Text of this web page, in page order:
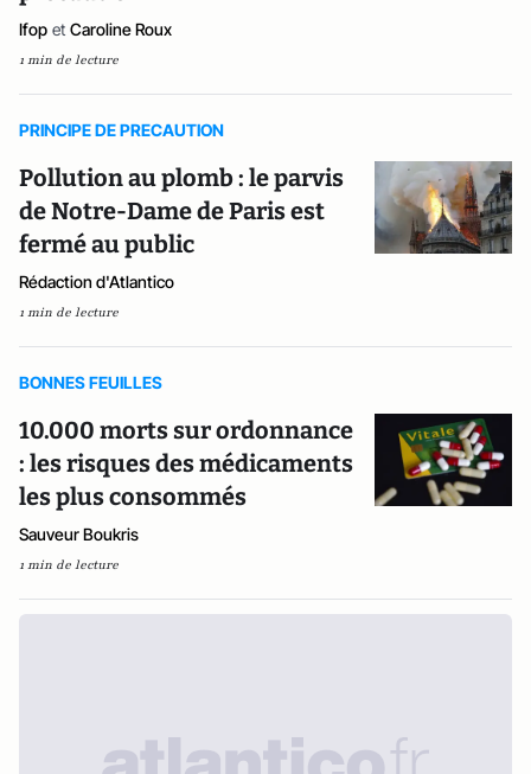
Ifop et Caroline Roux
1 min de lecture
PRINCIPE DE PRECAUTION
Pollution au plomb : le parvis
de Notre-Dame de Paris est
fermé au public
Rédaction d'Atlantico
1 min de lecture
BONNES FEUILLES
10.000 morts sur ordonnance
: les risques des médicaments
les plus consommés
Sauveur Boukris
1 min de lecture